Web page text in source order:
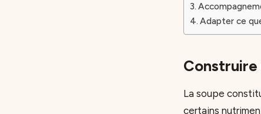
Adapter ce
Construire
La soupe
certains